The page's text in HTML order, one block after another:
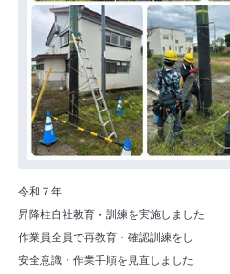
令和７年
昇降柱自社教育・訓練を実施しました
作業員全員で再教育・確認訓練をし
安全意識・作業手順を見直しました